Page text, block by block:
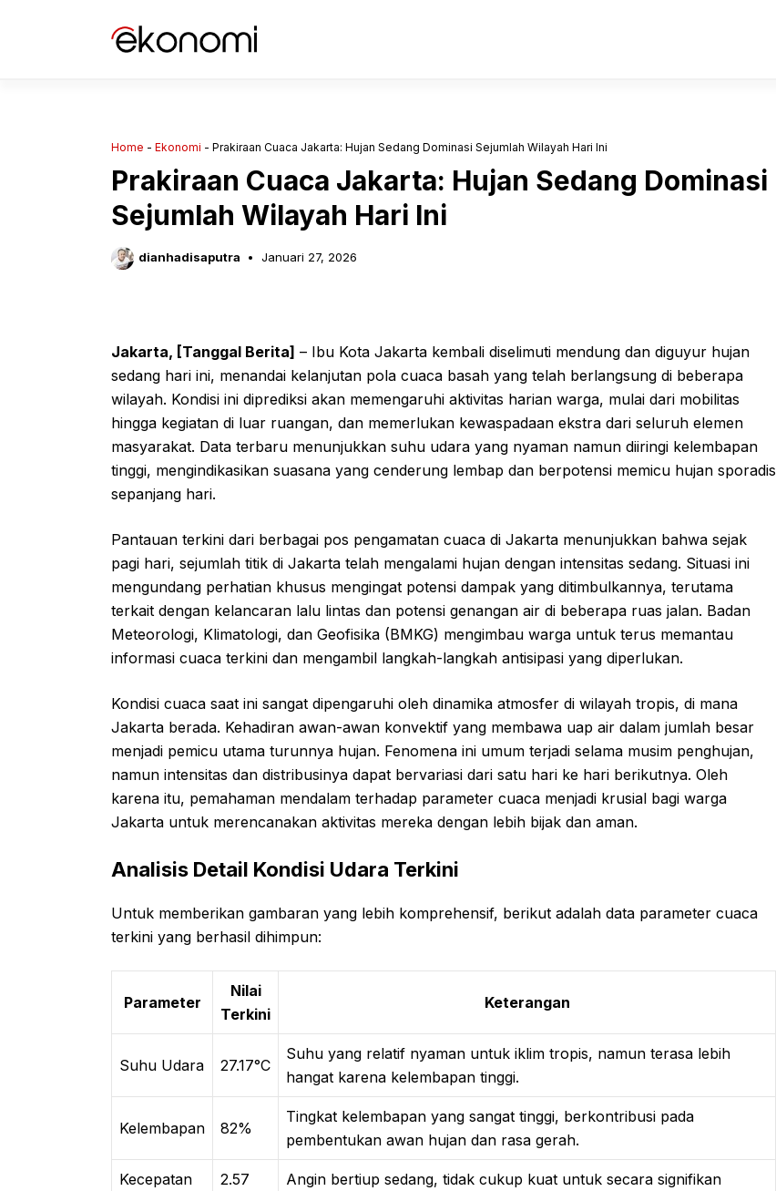
Home - Ekonomi - Prakiraan Cuaca Jakarta: Hujan Sedang Dominasi Sejumlah Wilayah Hari Ini
Prakiraan Cuaca Jakarta: Hujan Sedang Dominasi
Sejumlah Wilayah Hari Ini
dianhadisaputra Januari 27, 2026
Jakarta, [Tanggal Berita] – Ibu Kota Jakarta kembali diselimuti mendung dan diguyur hujan
sedang hari ini, menandai kelanjutan pola cuaca basah yang telah berlangsung di beberapa
wilayah. Kondisi ini diprediksi akan memengaruhi aktivitas harian warga, mulai dari mobilitas
hingga kegiatan di luar ruangan, dan memerlukan kewaspadaan ekstra dari seluruh elemen
masyarakat. Data terbaru menunjukkan suhu udara yang nyaman namun diiringi kelembapan
tinggi, mengindikasikan suasana yang cenderung lembap dan berpotensi memicu hujan sporadis
sepanjang hari.
Pantauan terkini dari berbagai pos pengamatan cuaca di Jakarta menunjukkan bahwa sejak
pagi hari, sejumlah titik di Jakarta telah mengalami hujan dengan intensitas sedang. Situasi ini
mengundang perhatian khusus mengingat potensi dampak yang ditimbulkannya, terutama
terkait dengan kelancaran lalu lintas dan potensi genangan air di beberapa ruas jalan. Badan
Meteorologi, Klimatologi, dan Geofisika (BMKG) mengimbau warga untuk terus memantau
informasi cuaca terkini dan mengambil langkah-langkah antisipasi yang diperlukan.
Kondisi cuaca saat ini sangat dipengaruhi oleh dinamika atmosfer di wilayah tropis, di mana
Jakarta berada. Kehadiran awan-awan konvektif yang membawa uap air dalam jumlah besar
menjadi pemicu utama turunnya hujan. Fenomena ini umum terjadi selama musim penghujan,
namun intensitas dan distribusinya dapat bervariasi dari satu hari ke hari berikutnya. Oleh
karena itu, pemahaman mendalam terhadap parameter cuaca menjadi krusial bagi warga
Jakarta untuk merencanakan aktivitas mereka dengan lebih bijak dan aman.
Analisis Detail Kondisi Udara Terkini
Untuk memberikan gambaran yang lebih komprehensif, berikut adalah data parameter cuaca
terkini yang berhasil dihimpun:
Parameter
Nilai
Terkini
Keterangan
Suhu Udara 27.17°C
Suhu yang relatif nyaman untuk iklim tropis, namun terasa lebih
hangat karena kelembapan tinggi.
Kelembapan 82%
Tingkat kelembapan yang sangat tinggi, berkontribusi pada
pembentukan awan hujan dan rasa gerah.
Kecepatan
2.57
Angin bertiup sedang, tidak cukup kuat untuk secara signifikan